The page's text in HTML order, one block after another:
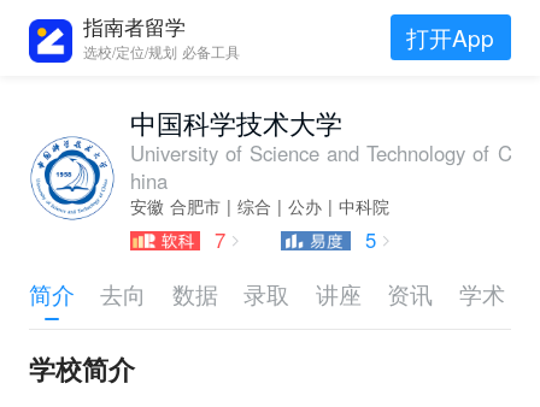
指南者留学
选校/定位/规划 必备工具 打开App
中国科学技术大学
University of Science and Technology of C
hina
安徽 合肥市 | 综合 | 公办 | 中科院
7 5
简介 去向 数据 录取 讲座 资讯 学术
学校简介